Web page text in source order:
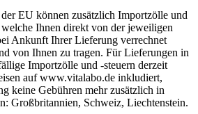
EU können zusätzlich Importzölle und
Ihnen direkt von der jeweiligen
Ankunft Ihrer Lieferung verrechnet
von Ihnen zu tragen. Für Lieferungen in
Importzölle und -steuern derzeit
auf www.vitalabo.de inkludiert,
keine Gebühren mehr zusätzlich in
Großbritannien, Schweiz, Liechtenstein.